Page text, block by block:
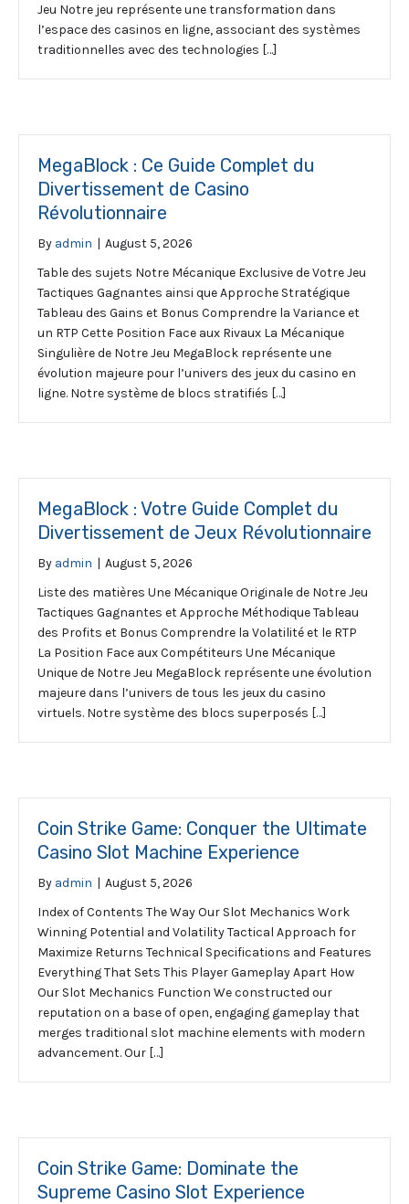
Jeu Notre jeu représente une transformation dans
l’espace des casinos en ligne, associant des systèmes
traditionnelles avec des technologies […]
MegaBlock : Ce Guide Complet du
Divertissement de Casino
Révolutionnaire
By admin | August 5, 2026
Table des sujets Notre Mécanique Exclusive de Votre Jeu
Tactiques Gagnantes ainsi que Approche Stratégique
Tableau des Gains et Bonus Comprendre la Variance et
un RTP Cette Position Face aux Rivaux La Mécanique
Singulière de Notre Jeu MegaBlock représente une
évolution majeure pour l’univers des jeux du casino en
ligne. Notre système de blocs stratifiés […]
MegaBlock : Votre Guide Complet du
Divertissement de Jeux Révolutionnaire
By admin | August 5, 2026
Liste des matières Une Mécanique Originale de Notre Jeu
Tactiques Gagnantes et Approche Méthodique Tableau
des Profits et Bonus Comprendre la Volatilité et le RTP
La Position Face aux Compétiteurs Une Mécanique
Unique de Notre Jeu MegaBlock représente une évolution
majeure dans l’univers de tous les jeux du casino
virtuels. Notre système des blocs superposés […]
Coin Strike Game: Conquer the Ultimate
Casino Slot Machine Experience
By admin | August 5, 2026
Index of Contents The Way Our Slot Mechanics Work
Winning Potential and Volatility Tactical Approach for
Maximize Returns Technical Specifications and Features
Everything That Sets This Player Gameplay Apart How
Our Slot Mechanics Function We constructed our
reputation on a base of open, engaging gameplay that
merges traditional slot machine elements with modern
advancement. Our […]
Coin Strike Game: Dominate the
Supreme Casino Slot Experience